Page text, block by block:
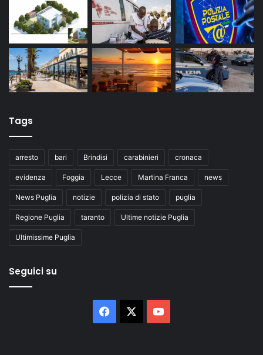
Tags
arresto bari Brindisi carabinieri cronaca
evidenza Foggia Lecce Martina Franca news
News Puglia notizie polizia di stato puglia
Regione Puglia taranto Ultime notizie Puglia
Ultimissime Puglia
Seguici su
Facebook